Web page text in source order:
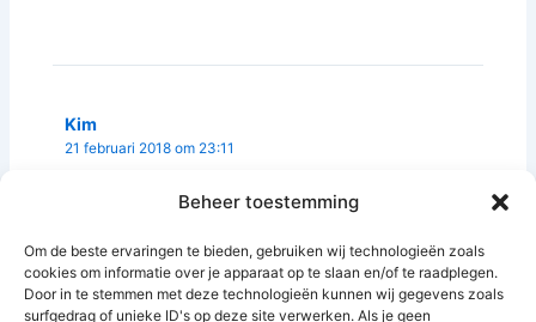
Beheer toestemming
Om de beste ervaringen te bieden, gebruiken wij technologieën zoals
cookies om informatie over je apparaat op te slaan en/of te raadplegen.
Door in te stemmen met deze technologieën kunnen wij gegevens zoals
surfgedrag of unieke ID's op deze site verwerken. Als je geen
Kim
21 februari 2018 om 23:11